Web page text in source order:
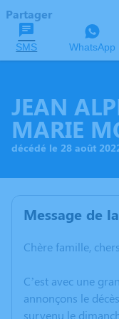
Partager
SMS WhatsApp
JEAN
MARIE
décédé le 28 août
Message de
Chère famille,
C’est avec une
annonçons le
survenu le